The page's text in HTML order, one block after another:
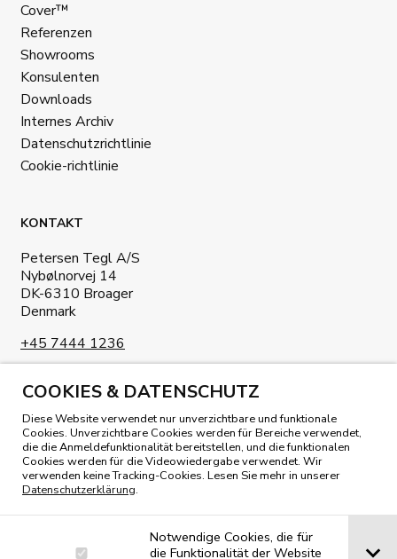
COOKIES & DATENSCHUTZ
Diese Website verwendet nur unverzichtbare und funktionale
Cookies. Unverzichtbare Cookies werden für Bereiche verwendet,
die die Anmeldefunktionalität bereitstellen, und die funktionalen
Cookies werden für die Videowiedergabe verwendet. Wir
verwenden keine Tracking-Cookies. Lesen Sie mehr in unserer
Datenschutzerklärung.
Notwendige Cookies, die für
die Funktionalität der Website
Cover™
Referenzen
Showrooms
Konsulenten
Downloads
Internes Archiv
Datenschutzrichtlinie
Cookie-richtlinie
KONTAKT
Petersen Tegl A/S
Nybølnorvej 14
DK-6310 Broager
Denmark
+45 7444 1236
UNSER MAGAZIN LESEN